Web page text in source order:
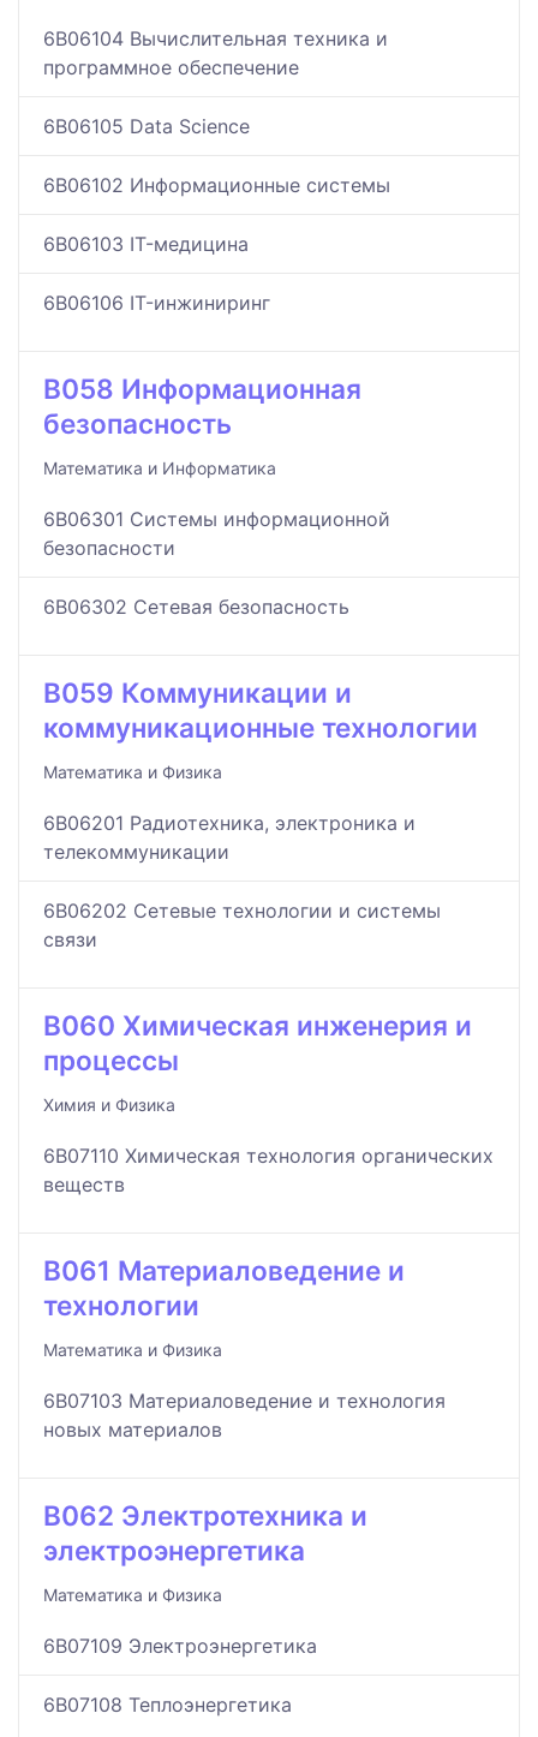
6B06104 Вычислительная техника и
программное обеспечение
6B06105 Data Science
6B06102 Информационные системы
6B06103 IT-медицина
6B06106 IT-инжиниринг
B058 Информационная
безопасность
Математика и Информатика
6B06301 Системы информационной
безопасности
6B06302 Сетевая безопасность
B059 Коммуникации и
коммуникационные технологии
Математика и Физика
6B06201 Радиотехника, электроника и
телекоммуникации
6B06202 Сетевые технологии и системы
связи
B060 Химическая инженерия и
процессы
Химия и Физика
6B07110 Химическая технология органических
веществ
B061 Материаловедение и
технологии
Математика и Физика
6B07103 Материаловедение и технология
новых материалов
B062 Электротехника и
электроэнергетика
Математика и Физика
6B07109 Электроэнергетика
6B07108 Теплоэнергетика